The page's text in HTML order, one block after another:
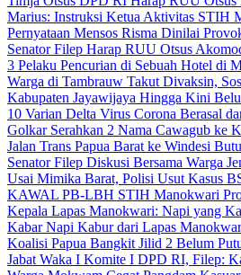
Marius: Instruksi Ketua Aktivitas STIH
Pernyataan Mensos Risma Dinilai
Senator Filep Harap RUU Otsus
3 Pelaku Pencurian di Sebuah Hotel di
Warga di Tambrauw Takut Divaksin,
Kabupaten Jayawijaya Hingga Kini
10 Varian Delta Virus Corona Berasal
Golkar Serahkan 2 Nama Cawagub ke
Jalan Trans Papua Barat ke Windesi
Senator Filep Diskusi Bersama Warga
Usai Mimika Barat, Polisi Usut Kasus
KAWAL PB-LBH STIH Manokwari
Kepala Lapas Manokwari: Napi yang
Kabar Napi Kabur dari Lapas
Koalisi Papua Bangkit Jilid 2 Belum
Jabat Waka I Komite I DPD RI, Filep: